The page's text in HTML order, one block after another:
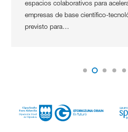
espacios colaborativos para
empresas de base científico-
previsto para…